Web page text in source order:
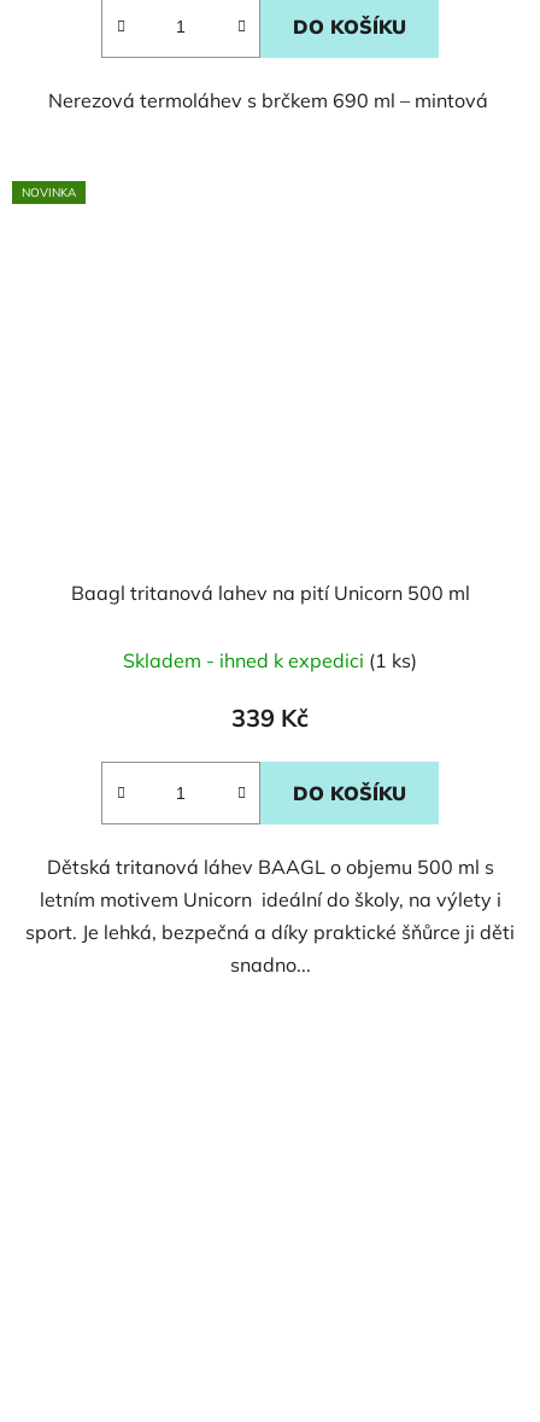
DO KOŠÍKU
Nerezová termoláhev s brčkem 690 ml – mintová
NOVINKA
Baagl tritanová lahev na pití Unicorn 500 ml
Skladem - ihned k expedici (1 ks)
339 Kč
DO KOŠÍKU
Dětská tritanová láhev BAAGL o objemu 500 ml s
letním motivem Unicorn ideální do školy, na výlety i
sport. Je lehká, bezpečná a díky praktické šňůrce ji děti
snadno...